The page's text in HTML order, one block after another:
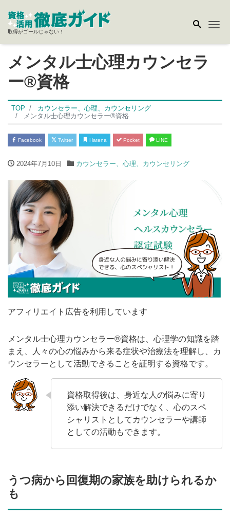
取得がゴールじゃない！
メンタル士心理カウンセラ
ー®資格
TOP
カウンセラー、心理、カウンセリング
メンタル士心理カウンセラー®資格
Facebook Twitter Hatena Pocket LINE
2024年7月10日 カウンセラー、心理、カウンセリング
アフィリエイト広告を利用しています
メンタル士心理カウンセラー®資格は、心理学の知識を踏
まえ、人々の心の悩みから来る症状や治療法を理解し、カ
ウンセラーとして活動できることを証明する資格です。
資格取得後は、身近な人の悩みに寄り
添い解決できるだけでなく、心のスペ
シャリストとしてカウンセラーや講師
としての活動もできます。
うつ病から回復期の家族を助けられるか
も